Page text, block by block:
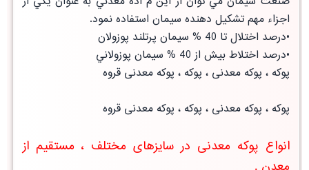
اجزاء مهم تشكيل دهنده سيمان استفاده نمود.
•درصد اختلال تا 40 % سيمان پرتلند پوزولان
•درصد اختلاط بيش از 40 % سيمان پوزولاني
پوكه ، پوکه معدنی ، پوکه ، پوکه معدنی قروه
پوكه ، پوکه معدنی ، پوکه ، پوکه معدنی قروه
انواع پوكه معدنی در سایزهای مختلف ، مستقیم از